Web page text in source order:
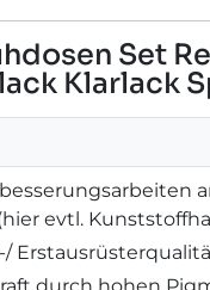
Set
Klarlack
evtl.
durch hohen